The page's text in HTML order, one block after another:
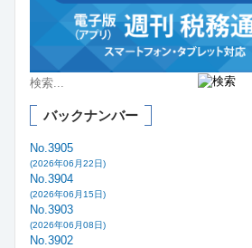
バックナンバー
No.3905
(2026年06月22日)
No.3904
(2026年06月15日)
No.3903
(2026年06月08日)
No.3902